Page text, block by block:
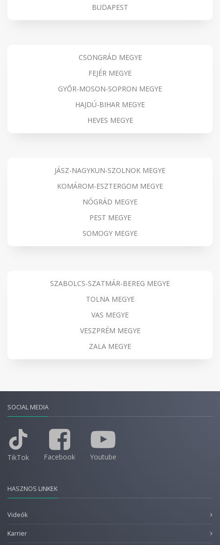
BUDAPEST
CSONGRÁD MEGYE
FEJÉR MEGYE
GYŐR-MOSON-SOPRON MEGYE
HAJDÚ-BIHAR MEGYE
HEVES MEGYE
JÁSZ-NAGYKUN-SZOLNOK MEGYE
KOMÁROM-ESZTERGOM MEGYE
NÓGRÁD MEGYE
PEST MEGYE
SOMOGY MEGYE
SZABOLCS-SZATMÁR-BEREG MEGYE
TOLNA MEGYE
VAS MEGYE
VESZPRÉM MEGYE
ZALA MEGYE
SOCIAL MEDIA
TikTok Facebook Youtube
HASZNOS LINKEK
Videók
Karrier